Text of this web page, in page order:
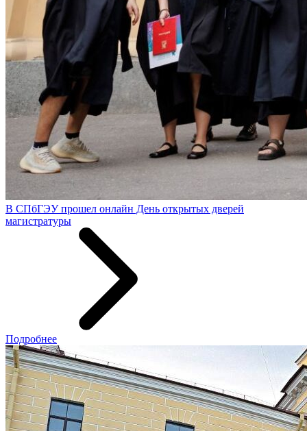
В СПбГЭУ прошел онлайн День открытых дверей
магистратуры
Подробнее